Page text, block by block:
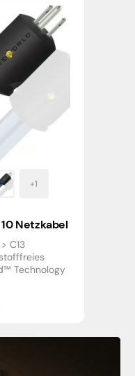
Netzkabel
C13
Technology